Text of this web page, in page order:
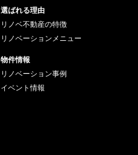
選ばれる理由
リノベ不動産の特徴
リノベーションメニュー
物件情報
リノベーション事例
イベント情報